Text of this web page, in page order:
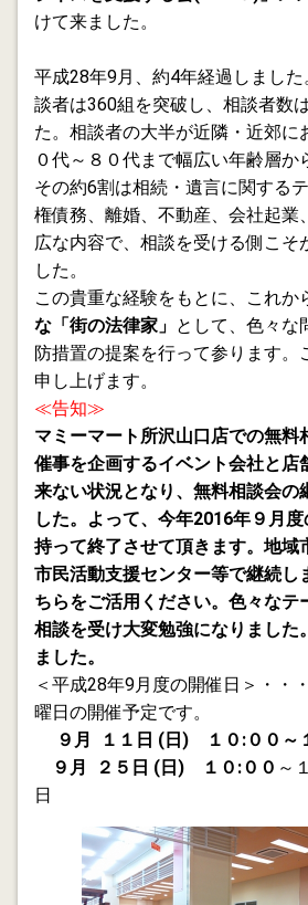
て、改善に向け行政書士は何が出
相談者がない無料相談会
2013.04.10
西武ライオンズと敵対的TOB(公開
2013.04.07
所沢市生涯学習推進センターで第一
材バンクフェア」に参加しました。
員長を所沢くらしとビジネスを支援
長磯村修世氏が担当し、ＬＢＳより
タッフとしてフェアの運営等、来
し」できるように努めました。
2013.04.06
行政書士がSNSでも伝えたいこと
2013.03.29
金融円滑化法終了 「正常な取引先
2013.03.25
｢事業承継｣二つの円滑化法 No.2
2013.03.24
行政書士会セミナー「事業承継」
2013.03.21
熟年起業して満一年を迎え
2013.03.19
2013.03.15
遺言はなぜ必要なのか？
けて来ました。
平成28年9月、約4年経過しまし
談者は360組を突破し、相談者数
た。相談者の大半が近隣・近郊に
０代～８０代まで幅広い年齢層か
その約6割は相続・遺言に関する
権債務、離婚、不動産、会社起業
広な内容で、相談を受ける側こそ
した。
この貴重な経験をもとに、これか
な「街の法律家」 として、色々な
防措置の提案を行って参ります。
申し上げます。
≪告知≫
マミーマート所沢山口店での無料
催事を企画するイベント会社と店
来ない状況となり、無料相談会の
した。よって、今年2016年９月
持って終了させて頂きます。地域
市民活動支援センター等で継続し
ちらをご活用ください。色々なテ
相談を受け大変勉強になりました
ました。
＜平成28年9月度の開催日＞・・
曜日の開催予定です。
９月 １１日 (日) １０:００～
９月 ２５日 (日) １０:００ ～
日